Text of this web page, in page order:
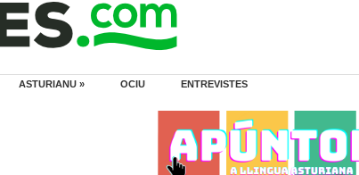
ASTURIANU » OCIU ENTREVISTES